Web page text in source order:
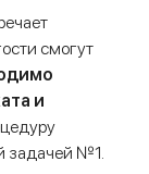
смогут
и
задачей №1.